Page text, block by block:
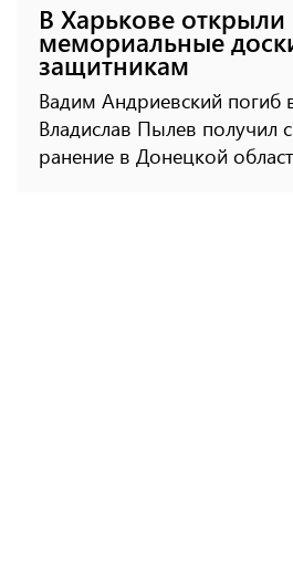
В Харькове открыли
мемориальные
защитникам
Вадим Андриевский погиб
Владислав Пылев получил
ранение в Донецкой